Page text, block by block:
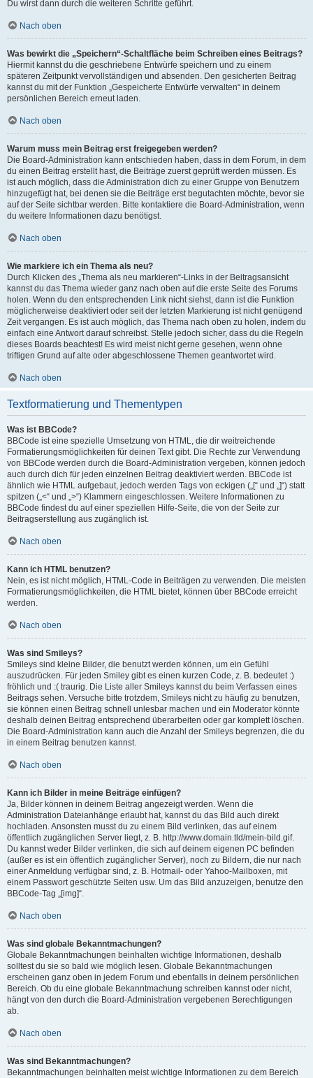
Du wirst dann durch die weiteren Schritte geführt.
Nach oben
Was bewirkt die „Speichern“-Schaltfläche beim Schreiben eines Beitrags?
Hiermit kannst du die geschriebene Entwürfe speichern und zu einem
späteren Zeitpunkt vervollständigen und absenden. Den gesicherten Beitrag
kannst du mit der Funktion „Gespeicherte Entwürfe verwalten“ in deinem
persönlichen Bereich erneut laden.
Nach oben
Warum muss mein Beitrag erst freigegeben werden?
Die Board-Administration kann entschieden haben, dass in dem Forum, in dem
du einen Beitrag erstellt hast, die Beiträge zuerst geprüft werden müssen. Es
ist auch möglich, dass die Administration dich zu einer Gruppe von Benutzern
hinzugefügt hat, bei denen sie die Beiträge erst begutachten möchte, bevor sie
auf der Seite sichtbar werden. Bitte kontaktiere die Board-Administration, wenn
du weitere Informationen dazu benötigst.
Nach oben
Wie markiere ich ein Thema als neu?
Durch Klicken des „Thema als neu markieren“-Links in der Beitragsansicht
kannst du das Thema wieder ganz nach oben auf die erste Seite des Forums
holen. Wenn du den entsprechenden Link nicht siehst, dann ist die Funktion
möglicherweise deaktiviert oder seit der letzten Markierung ist nicht genügend
Zeit vergangen. Es ist auch möglich, das Thema nach oben zu holen, indem du
einfach eine Antwort darauf schreibst. Stelle jedoch sicher, dass du die Regeln
dieses Boards beachtest! Es wird meist nicht gerne gesehen, wenn ohne
triftigen Grund auf alte oder abgeschlossene Themen geantwortet wird.
Nach oben
Textformatierung und Thementypen
Was ist BBCode?
BBCode ist eine spezielle Umsetzung von HTML, die dir weitreichende
Formatierungsmöglichkeiten für deinen Text gibt. Die Rechte zur Verwendung
von BBCode werden durch die Board-Administration vergeben, können jedoch
auch durch dich für jeden einzelnen Beitrag deaktiviert werden. BBCode ist
ähnlich wie HTML aufgebaut, jedoch werden Tags von eckigen („[“ und „]“) statt
spitzen („<“ und „>“) Klammern eingeschlossen. Weitere Informationen zu
BBCode findest du auf einer speziellen Hilfe-Seite, die von der Seite zur
Beitragserstellung aus zugänglich ist.
Nach oben
Kann ich HTML benutzen?
Nein, es ist nicht möglich, HTML-Code in Beiträgen zu verwenden. Die meisten
Formatierungsmöglichkeiten, die HTML bietet, können über BBCode erreicht
werden.
Nach oben
Was sind Smileys?
Smileys sind kleine Bilder, die benutzt werden können, um ein Gefühl
auszudrücken. Für jeden Smiley gibt es einen kurzen Code, z. B. bedeutet :)
fröhlich und :( traurig. Die Liste aller Smileys kannst du beim Verfassen eines
Beitrags sehen. Versuche bitte trotzdem, Smileys nicht zu häufig zu benutzen,
sie können einen Beitrag schnell unlesbar machen und ein Moderator könnte
deshalb deinen Beitrag entsprechend überarbeiten oder gar komplett löschen.
Die Board-Administration kann auch die Anzahl der Smileys begrenzen, die du
in einem Beitrag benutzen kannst.
Nach oben
Kann ich Bilder in meine Beiträge einfügen?
Ja, Bilder können in deinem Beitrag angezeigt werden. Wenn die
Administration Dateianhänge erlaubt hat, kannst du das Bild auch direkt
hochladen. Ansonsten musst du zu einem Bild verlinken, das auf einem
öffentlich zugänglichen Server liegt, z. B. http://www.domain.tld/mein-bild.gif.
Du kannst weder Bilder verlinken, die sich auf deinem eigenen PC befinden
(außer es ist ein öffentlich zugänglicher Server), noch zu Bildern, die nur nach
einer Anmeldung verfügbar sind, z. B. Hotmail- oder Yahoo-Mailboxen, mit
einem Passwort geschützte Seiten usw. Um das Bild anzuzeigen, benutze den
BBCode-Tag „[img]“.
Nach oben
Was sind globale Bekanntmachungen?
Globale Bekanntmachungen beinhalten wichtige Informationen, deshalb
solltest du sie so bald wie möglich lesen. Globale Bekanntmachungen
erscheinen ganz oben in jedem Forum und ebenfalls in deinem persönlichen
Bereich. Ob du eine globale Bekanntmachung schreiben kannst oder nicht,
hängt von den durch die Board-Administration vergebenen Berechtigungen
ab.
Nach oben
Was sind Bekanntmachungen?
Bekanntmachungen beinhalten meist wichtige Informationen zu dem Bereich